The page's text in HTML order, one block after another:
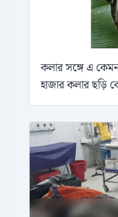
কলার সঙ্গে এ
হাজার কলার ছড়ি